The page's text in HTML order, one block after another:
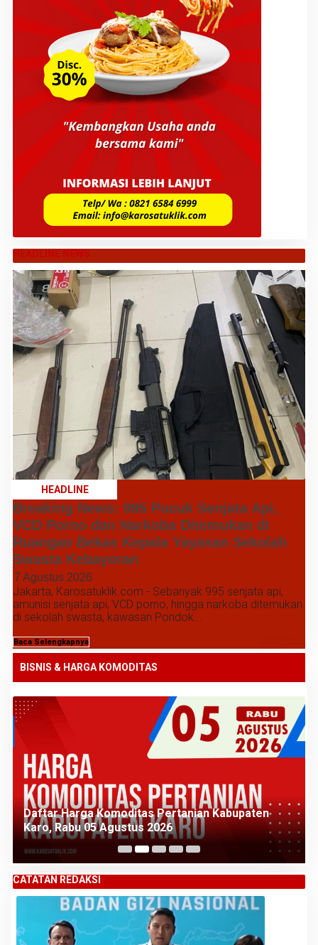
HEADLINE NEWS
HEADLINE
Breaking News: 995 Pucuk Senjata Api,
VCD Porno dan Narkoba Ditemukan di
Ruangan Bekas Kepala Yayasan Sekolah
Swasta Kebayoran
7 Agustus 2026
Jakarta, Karosatuklik.com - Sebanyak 995 senjata api,
amunisi senjata api, VCD porno, hingga narkoba ditemukan
di sekolah swasta, kawasan Pondok...
Baca Selengkapnya
BISNIS & HARGA KOMODITAS
Daftar Harga Komoditas Pertanian Kabupaten
Karo, Rabu 05 Agustus 2026
CATATAN REDAKSI